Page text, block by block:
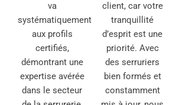
va
systématiquement
aux profils
certifiés,
démontrant une
expertise avérée
dans le secteur
client, car votre
tranquillité
d’esprit est une
priorité. Avec
des serruriers
bien formés et
constamment